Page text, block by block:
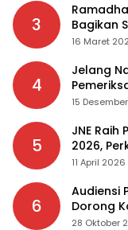
3
Bagikan
16 Maret
4
Jelang
15
5
JNE
2026,
11 April 2026
6
Audiensi
Dorong
28 Oktober